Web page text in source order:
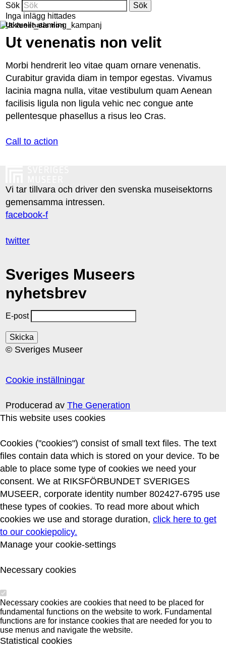
Sök
Inga inlägg hittades
Ut venenatis non
Ut venenatis non velit
Morbi hendrerit leo vitae quam ornare venenatis.
Curabitur gravida diam in tempor egestas. Vivamus
lacinia magna nulla, vitae vestibulum quam Aenean
facilisis ligula non ligula vehic nec congue ante
pellentesque phasellus a risus leo Cras.
Call to action
Vi tar tillvara och driver den svenska museisektorns
gemensamma intressen.
facebook-f
twitter
Sveriges Museers
nyhetsbrev
E-post
© Sveriges Museer
Cookie inställningar
Producerad avThe Generation
This website uses cookies
Cookies ("cookies") consist of small text files. The text
files contain data which is stored on your device. To be
able to place some type of cookies we need your
consent. We at RIKSFÖRBUNDET SVERIGES
MUSEER, corporate identity number 802427-6795 use
these types of cookies. To read more about which
cookies we use and storage duration, click here to get
to our cookiepolicy.
Manage your cookie-settings
Necessary cookies
Necessary cookies are cookies that need to be placed for
fundamental functions on the website to work. Fundamental
functions are for instance cookies that are needed for you to
use menus and navigate the website.
Statistical cookies